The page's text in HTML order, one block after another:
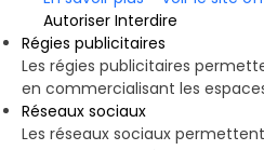
Autoriser Interdire
Régies publicitaires
Les régies publicitaires
en commercialisant les
Réseaux sociaux
Les réseaux sociaux